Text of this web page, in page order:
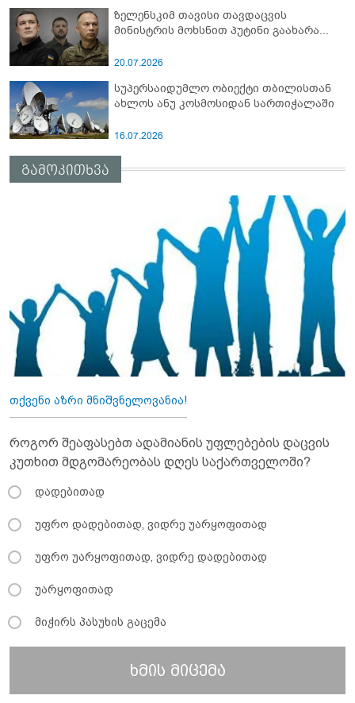
ზელენსკიმ თავისი თავდაცვის
მინისტრის მოხსნით პუტინი გაახარა...
20.07.2026
სუპერსაიდუმლო ობიექტი თბილისთან
ახლოს ანუ კოსმოსიდან სართიჭალაში
16.07.2026
გამოკითხვა
თქვენი აზრი მნიშვნელოვანია!
როგორ შეაფასებთ ადამიანის უფლებების დაცვის
კუთხით მდგომარეობას დღეს საქართველოში?
დადებითად
უფრო დადებითად, ვიდრე უარყოფითად
უფრო უარყოფითად, ვიდრე დადებითად
უარყოფითად
მიჭირს პასუხის გაცემა
ხმის მიცემა